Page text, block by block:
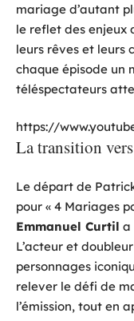
mariage d’autant
le reflet des enjeux
leurs rêves et leurs
chaque épisode un
téléspectateurs
https://
La transition
Le départ de
pour « 4 Mariages
Emmanuel Curtil a
L’acteur et
personnages
relever le défi de
l’émission, tout en